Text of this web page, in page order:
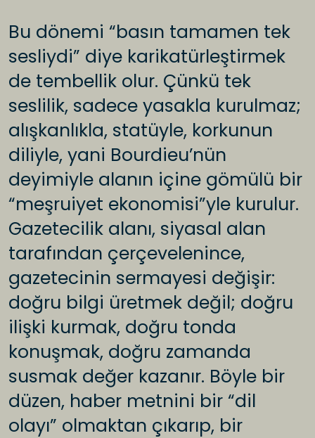
Bu dönemi “basın tamamen tek
sesliydi” diye karikatürleştirmek
de tembellik olur. Çünkü tek
seslilik, sadece yasakla kurulmaz;
alışkanlıkla, statüyle, korkunun
diliyle, yani Bourdieu’nün
deyimiyle alanın içine gömülü bir
“meşruiyet ekonomisi”yle kurulur.
Gazetecilik alanı, siyasal alan
tarafından çerçevelenince,
gazetecinin sermayesi değişir:
doğru bilgi üretmek değil; doğru
ilişki kurmak, doğru tonda
konuşmak, doğru zamanda
susmak değer kazanır. Böyle bir
düzen, haber metnini bir “dil
olayı” olmaktan çıkarıp, bir